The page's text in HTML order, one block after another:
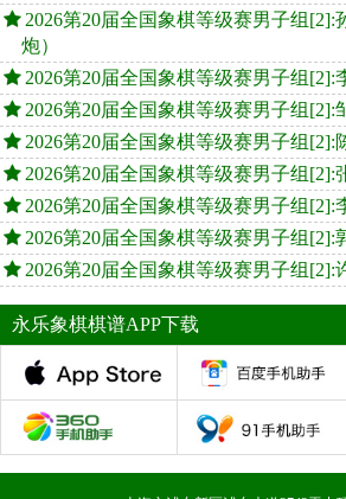
2026第20届全国象棋等级赛男子组[2]:
炮）
2026第20届全国象棋等级赛男子组[2]:
2026第20届全国象棋等级赛男子组[2]:
2026第20届全国象棋等级赛男子组[2]:
2026第20届全国象棋等级赛男子组[2]:
2026第20届全国象棋等级赛男子组[2]:
2026第20届全国象棋等级赛男子组[2]:
2026第20届全国象棋等级赛男子组[2]:
永乐象棋棋谱APP下载